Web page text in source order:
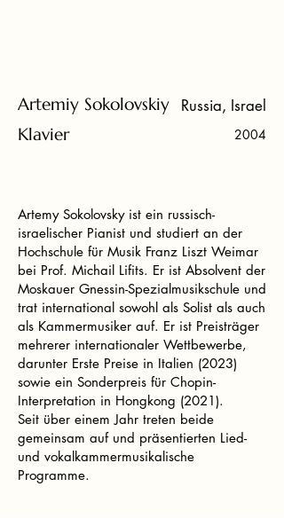
Artemiy Sokolovskiy Russia, Israel
Klavier 2004
Artemy Sokolovsky ist ein russisch-
israelischer Pianist und studiert an der
Hochschule für Musik Franz Liszt Weimar
bei Prof. Michail Lifits. Er ist Absolvent der
Moskauer Gnessin-Spezialmusikschule und
trat international sowohl als Solist als auch
als Kammermusiker auf. Er ist Preisträger
mehrerer internationaler Wettbewerbe,
darunter Erste Preise in Italien (2023)
sowie ein Sonderpreis für Chopin-
Interpretation in Hongkong (2021).
Seit über einem Jahr treten beide
gemeinsam auf und präsentierten Lied-
und vokalkammermusikalische
Programme.